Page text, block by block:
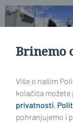
Brinemo
Više o našim
kolačića
privatnosti,
pohranjujemo i